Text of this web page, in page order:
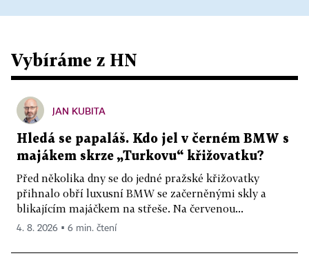
Vybíráme z HN
JAN KUBITA
Hledá se papaláš. Kdo jel v černém BMW s
majákem skrze „Turkovu“ křižovatku?
Před několika dny se do jedné pražské křižovatky
přihnalo obří luxusní BMW se začerněnými skly a
blikajícím majáčkem na střeše. Na červenou...
4. 8. 2026 ▪ 6 min. čtení